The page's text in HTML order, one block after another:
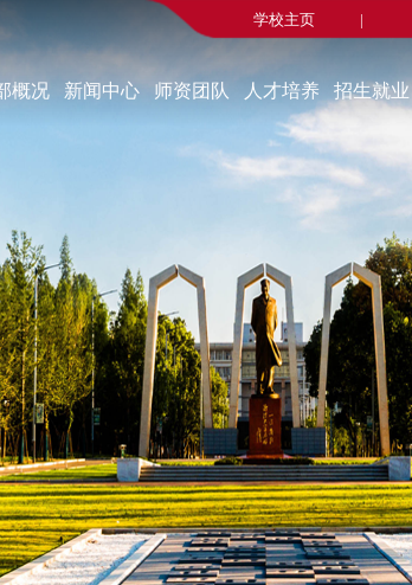
学校主页 |
概况
设置
宣传片
寄语
新闻中心 师资团队
在职教师
人才培养
本科生教育
研究生教育
实践教学
线上法学实验室
课程建设
招生就业
招生工作
就业工作